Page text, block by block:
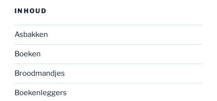
INHOUD
Asbakken
Boeken
Broodmandjes
Boekenleggers